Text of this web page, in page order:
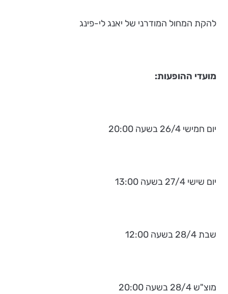
להקת המחול המודרני של יאנג לי-פינג
מועדי ההופעות:
יום חמישי 26/4 בשעה 20:00
יום שישי 27/4 בשעה 13:00
שבת 28/4 בשעה 12:00
מוצ"ש 28/4 בשעה 20:00